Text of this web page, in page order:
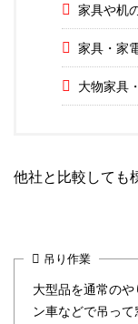
家具や机
家具・家
大物家具
他社と比較しても
吊り作業
大型品を通常の
ン車などで吊っ